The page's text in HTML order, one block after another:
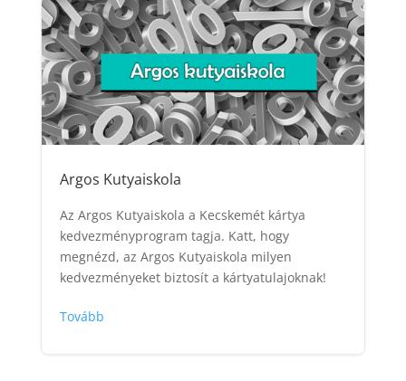
Argos Kutyaiskola
Az Argos Kutyaiskola a Kecskemét kártya
kedvezményprogram tagja. Katt, hogy
megnézd, az Argos Kutyaiskola milyen
kedvezményeket biztosít a kártyatulajoknak!
Tovább